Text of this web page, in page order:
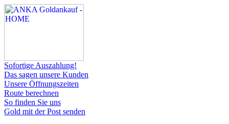
Sofortige Auszahlung!
Das sagen unsere Kunden
Unsere Öffnungszeiten
Route berechnen
So finden Sie uns
Gold mit der Post senden